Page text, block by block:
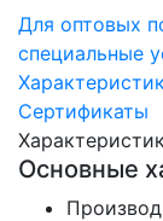
Для оптовых
специальные
Сертификаты
Основные